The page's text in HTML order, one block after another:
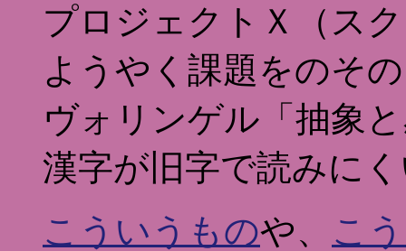
プロジェクトＸ（ス
ようやく課題をのそ
ヴォリンゲル「抽象
漢字が旧字で読みに
こういうものや、 こ